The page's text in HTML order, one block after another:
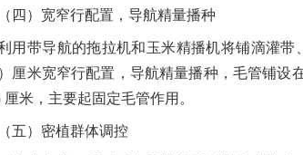
（四）宽窄行配置，导航精量播种
用带导航的拖拉机和玉米精播机将铺滴灌
）厘米宽窄行配置，导航精量播种，毛管铺设
厘米，主要起固定毛管作用。
（五）密植群体调控